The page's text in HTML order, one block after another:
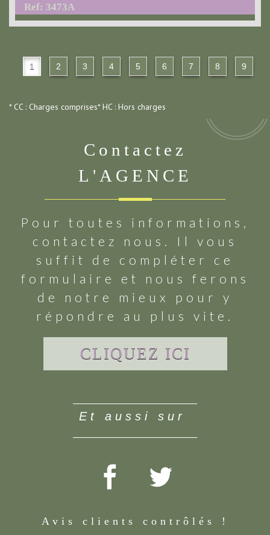
Ref: 3473A
1 2 3 4 5 6 7 8 9
* CC : Charges comprises* HC : Hors charges
Contactez
L'AGENCE
Pour toutes informations,
contactez nous. Il vous
suffit de compléter ce
formulaire et nous ferons
de notre mieux pour y
répondre au plus vite.
CLIQUEZ ICI
et aussi sur
Avis clients contrôlés !